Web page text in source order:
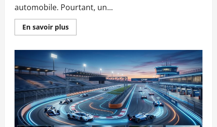
automobile. Pourtant, un...
En savoir plusRead
more
les
voitures
à
hydrogène
pourraient
révolutionner
la
course
automobile
en
2026